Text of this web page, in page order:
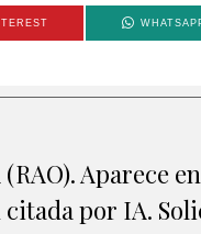
Aparece
por IA.